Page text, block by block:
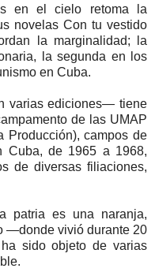
en el cielo retoma la
novelas Con tu vestido
la marginalidad; la
la segunda en los
en Cuba.
varias ediciones— tiene
de las UMAP
Producción), campos de
Cuba, de 1965 a 1968,
de diversas filiaciones,
patria es una naranja,
—donde vivió durante 20
sido objeto de varias